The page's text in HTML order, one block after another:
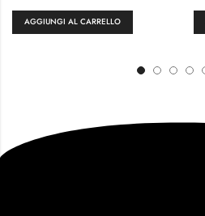
AGGIUNGI AL CARRELLO